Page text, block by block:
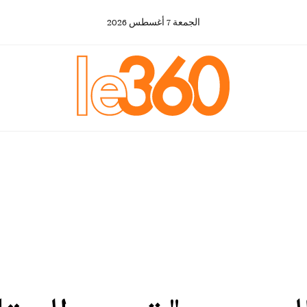
الجمعة 7 أغسطس 2026